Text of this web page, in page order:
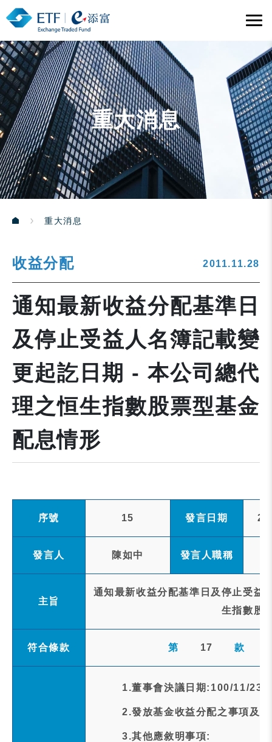
重大消息
重大消息
收益分配 2011.11.28
通知最新收益分配基準日
及停止受益人名簿記載變
更起訖日期 - 本公司總代
理之恒生指數股票型基金
配息情形
序號 15 發言日期
發言人 陳如中 發言人職稱
主旨
通知最新收益分配基準日及停止受益
生指數股
符合條款 第 17 款
1.董事會決議日期:100/11/23
2.發放基金收益分配之事項及
3.其他應敘明事項: